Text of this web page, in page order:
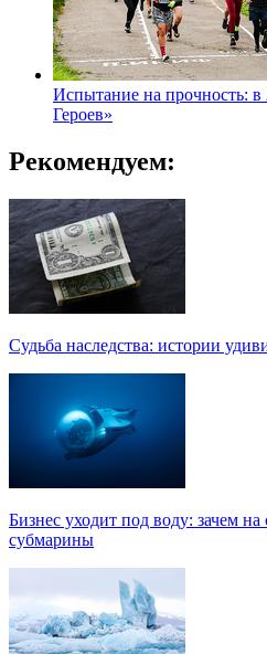
Испытание на прочность:
Героев»
Рекомендуем:
Судьба наследства: истории
Бизнес уходит под воду: зачем
субмарины